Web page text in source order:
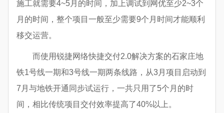
施工就需要4~5月的时间，加上调试到网优至少2~3个
月的时间，整个项目一般至少需要9个月时间才能顺利
移交运营。
而使用锐捷网络快捷交付2.0解决方案的石家庄地
铁1号线一期和3号线一期两条线路，从3月项目启动到
7月与地铁开通同步试运行，一共只用了5个月的时
间，相比传统项目交付效率提高了40%以上。